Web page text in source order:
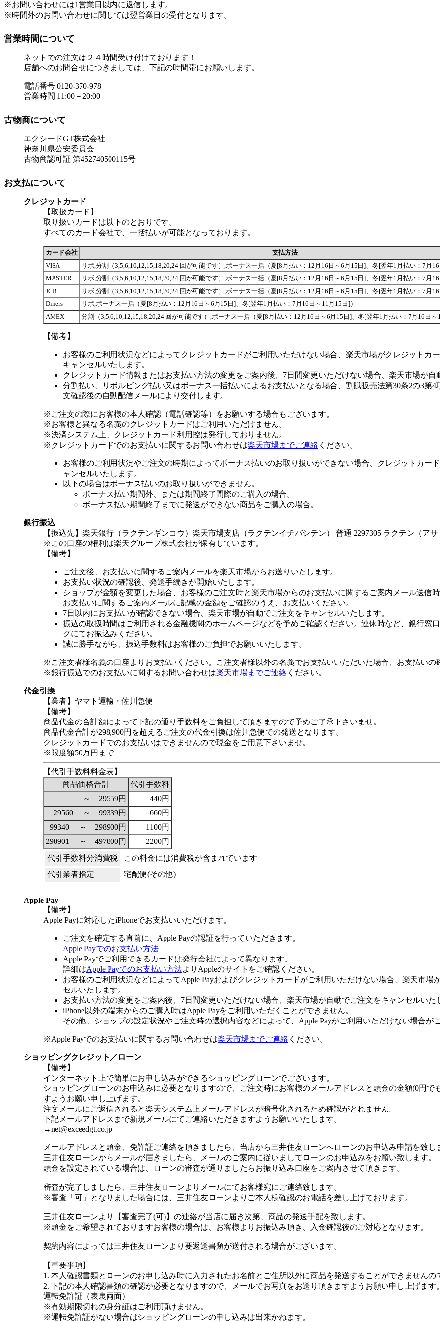
※お問い合わせには1営業日以内に返信します。
※時間外のお問い合わせに関しては翌営業日の受付となります。
営業時間について
ネットでの注文は２４時間受け付けております！
店舗へのお問合せにつきましては、下記の時間帯にお願いします。
電話番号 0120-370-978
営業時間 11:00－20:00
古物商について
エクシードGT株式会社
神奈川県公安委員会
古物商認可証 第452740500115号
お支払について
クレジットカード
【取扱カード】
取り扱いカードは以下のとおりです。
すべてのカード会社で、一括払いが可能となっております。
カード会社
支払方法
VISA
リボ,分割（3,5,6,10,12,15,18,20,24 回が可能です）,ボーナス一括（夏[8月払い：12月16日～6月15日]、冬[翌年1月払い：7月16
MASTER
リボ,分割（3,5,6,10,12,15,18,20,24 回が可能です）,ボーナス一括（夏[8月払い：12月16日～6月15日]、冬[翌年1月払い：7月16
JCB
リボ,分割（3,5,6,10,12,15,18,20,24 回が可能です）,ボーナス一括（夏[8月払い：12月16日～6月15日]、冬[翌年1月払い：7月16
Diners
リボ,ボーナス一括（夏[8月払い：12月16日～6月15日]、冬[翌年1月払い：7月16日～11月15日]）
AMEX
分割（3,5,6,10,12,15,18,20,24 回が可能です）,ボーナス一括（夏[8月払い：12月16日～6月15日]、冬[翌年1月払い：7月16日～
【備考】
お客様のご利用状況などによってクレジットカードがご利用いただけない場合、楽天市場がクレジットカ
キャンセルいたします。
クレジットカード情報またはお支払い方法の変更をご案内後、7日間変更いただけない場合、楽天市場が自
分割払い、リボルビング払い又はボーナス一括払いによるお支払いとなる場合、割賦販売法第30条2の3第
文確認後の自動配信メールにより交付します。
※ご注文の際にお客様の本人確認（電話確認等）をお願いする場合もございます。
※お客様と異なる名義のクレジットカードはご利用いただけません。
※決済システム上、クレジットカード利用控は発行しておりません。
※クレジットカードでのお支払いに関するお問い合わせは楽天市場までご連絡 ください。
お客様のご利用状況やご注文の時期によってボーナス払いのお取り扱いができない場合、クレジットカー
ャンセルいたします。
以下の場合はボーナス払いのお取り扱いができません。
ボーナス払い期間外、または期間終了間際のご購入の場合。
ボーナス払い期間終了までに発送ができない商品をご購入の場合。
銀行振込
【振込先】楽天銀行（ラクテンギンコウ）楽天市場支店（ラクテンイチバシテン） 普通 2297305 ラクテン（ア
※この口座の権利は楽天グループ株式会社が保有しています。
【備考】
ご注文後、お支払いに関するご案内メールを楽天市場からお送りいたします。
お支払い状況の確認後、発送手続きが開始いたします。
ショップが金額を変更した場合、お客様のご注文時と楽天市場からのお支払いに関するご案内メール送信時
お支払いに関するご案内メールに記載の金額をご確認のうえ、お支払いください。
7日以内にお支払いが確認できない場合、楽天市場が自動でご注文をキャンセルいたします。
振込の取扱時間はご利用される金融機関のホームページなどを予めご確認ください。連休時など、銀行窓
グにてお振込みください。
誠に勝手ながら、振込手数料はお客様のご負担でお願いいたします。
※ご注文者様名義の口座よりお支払いください。ご注文者様以外の名義でお支払いいただいた場合、お支払いの
※銀行振込でのお支払いに関するお問い合わせは楽天市場までご連絡 ください。
代金引換
【業者】ヤマト運輸・佐川急便
【備考】
商品代金の合計額によって下記の通り手数料をご負担して頂きますので予めご了承下さいませ。
商品代金合計が298,900円を超えるご注文の代金引換は佐川急便での発送となります。
クレジットカードでのお支払いはできませんので現金をご用意下さいませ。
※限度額50万円まで
【代引手数料料金表】
商品価格合計
代引手数料
～ 29559円
440円
29560 ～ 99339円
660円
99340 ～ 298900円
1100円
298901 ～ 497800円
2200円
代引手数料分消費税
この料金には消費税が含まれています
代引業者指定
宅配便(その他)
Apple Pay
【備考】
Apple Payに対応したiPhoneでお支払いいただけます。
ご注文を確定する直前に、Apple Payの認証を行っていただきます。
Apple Payでのお支払い方法
Apple Payでご利用できるカードは発行会社によって異なります。
詳細はApple Payでのお支払い方法よりAppleのサイトをご確認ください。
お客様のご利用状況などによってApple Payおよびクレジットカードがご利用いただけない場合、楽天市
セルいたします。
お支払い方法の変更をご案内後、7日間変更いただけない場合、楽天市場が自動でご注文をキャンセルいた
iPhone以外の端末からのご購入時はApple Payをご利用いただくことができません。
その他、ショップの設定状況やご注文時の選択内容などによって、Apple Payがご利用いただけない場合が
※Apple Payでのお支払いに関するお問い合わせは楽天市場までご連絡 ください。
ショッピングクレジット／ローン
【備考】
インターネット上で簡単にお申し込みができるショッピングローンでございます。
ショッピングローンのお申込みに必要となりますので、ご注文時にお客様のメールアドレスと頭金の金額(0円で
すようお願い申し上げます。
注文メールにご返信されると楽天システム上メールアドレスが暗号化されるため確認がとれません。
下記メールアドレスまで新規メールにてご連絡いただきますようお願いいたします。
→net@exceedgt.co.jp
メールアドレスと頭金、免許証ご連絡を頂きましたら、当店から三井住友ローンへローンのお申込み申請を致し
三井住友ローンからメールが届きましたら、メールのご案内に従いましてローンのお申込みをお願い致します。
頭金を設定されている場合は、ローンの審査が通りましたらお振り込み口座をご案内させて頂きます。
審査が完了しましたら、三井住友ローンよりメールにてお客様宛にご連絡致します。
※審査「可」となりました場合には、三井住友ローンよりご本人様確認のお電話を差し上げております。
三井住友ローンより【審査完了(可)】の連絡が当店に届き次第、商品の発送手配を致します。
※頭金をご希望されておりますお客様の場合は、お客様よりお振込み頂き、入金確認後のご対応となります。
契約内容によっては三井住友ローンより要返送書類が送付される場合がございます。
【重要事項】
1. 本人確認書類とローンのお申し込み時に入力されたお名前とご住所以外に商品を発送することができませんの
2. 下記の本人確認書類の確認が必要となりますので、メールでお写真をお送り頂きますようお願い申し上げます。
運転免許証（表裏両面）
※有効期限切れの身分証はご利用頂けません。
※運転免許証がない場合はショッピングローンの申し込みは出来かねます。